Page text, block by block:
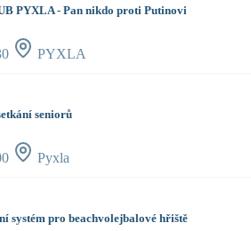
PYXLA - Pan nikdo proti Putinovi
PYXLA
seniorů
Pyxla
systém pro beachvolejbalové hřiště